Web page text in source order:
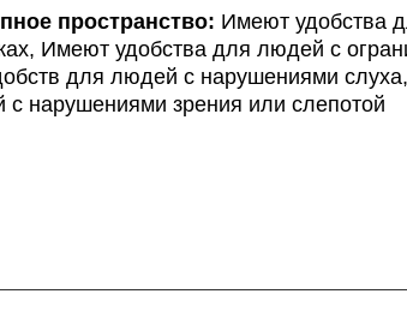
пространство: Имеют удобства
Имеют удобства для людей с
для людей с нарушениями
с нарушениями зрения или слепотой